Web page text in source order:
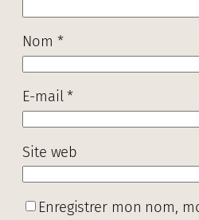
Nom *
E-mail*
Site web
Enregistrer mon nom,